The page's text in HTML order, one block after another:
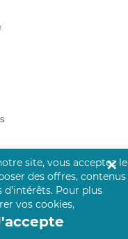
site, vous acceptez le
des offres, contenus
Pour plus
vos cookies,
✕